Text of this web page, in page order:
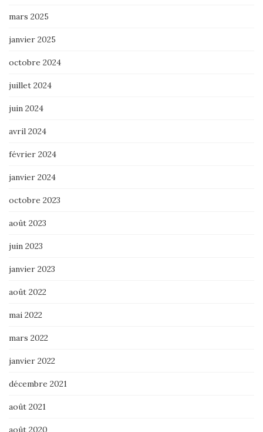
mars 2025
janvier 2025
octobre 2024
juillet 2024
juin 2024
avril 2024
février 2024
janvier 2024
octobre 2023
août 2023
juin 2023
janvier 2023
août 2022
mai 2022
mars 2022
janvier 2022
décembre 2021
août 2021